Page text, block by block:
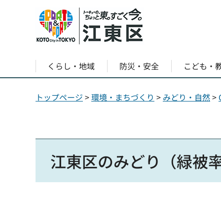
くらし・地域 防災・安全 こども・
トップページ >環境・まちづくり > みどり・自然>
江東区のみどり（緑被